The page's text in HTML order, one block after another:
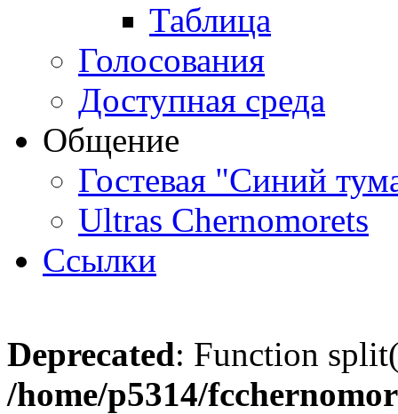
Таблица
Голосования
Доступная среда
Общение
Гостевая "Синий
Ultras Chernomorets
Ссылки
Deprecated: Function
/home/p5314/